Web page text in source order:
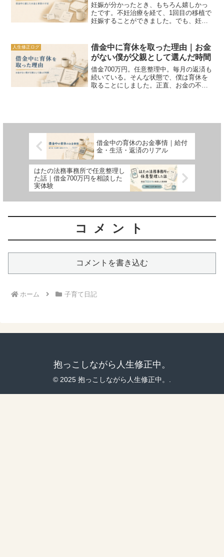
妊娠が分かったとき、もちろん嬉しかっ
たです。不妊治療を経て、1回目の移植で
妊娠することができました。でも、妊娠
中に切迫早産になり、早い段階から仕事
ができなくなりました。...
人生修正ログ
借金中に育休を取った理由｜お金
がない僕が父親として選んだ時間
借金700万円。任意整理中。毎月の返済も
続いている。そんな状態で、僕は育休を
取ることにしました。正直、お金の不安
借金中の育休のお金事情｜給付
金・生活・返済のリアル
はたの法務事務所で任意整理し
た話｜借金700万円を相談した
実体験
コメント
コメントを書き込む
ホーム 子育て日記
抱っこしながら人生修正中。
© 2025 抱っこしながら人生修正中。.